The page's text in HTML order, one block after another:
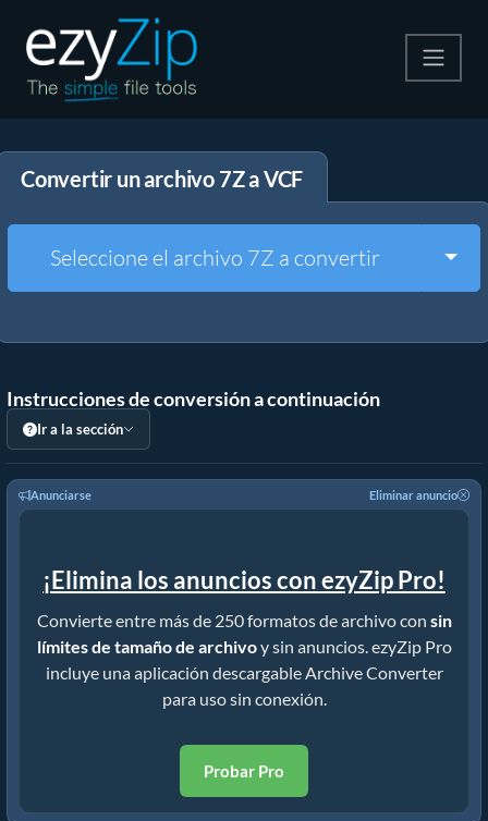
Descomprime
Otras herramientas
Convertir un archivo 7Z a VCF
Seleccione el archivo 7Z a convertir
Instrucciones de conversión a continuación
Ir a la sección
Anunciarse Eliminar anuncio
¡Elimina los anuncios con ezyZip Pro!
Convierte entre más de 250 formatos de archivo con sin
límites de tamaño de archivoy sin anuncios. ezyZip Pro
incluye una aplicación descargable Archive Converter
para uso sin conexión.
Probar Pro